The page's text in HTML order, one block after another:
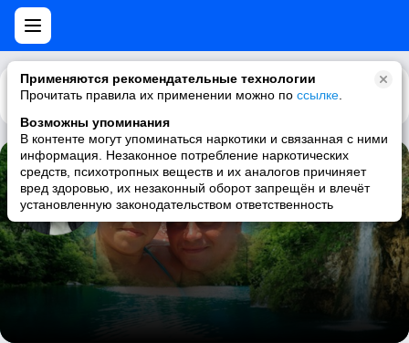
Применяются рекомендательные технологии
Прочитать правила их применении можно по ссылке
Возможны упоминания
В контенте могут упоминаться наркотики и связанная с ними
информация. Незаконное потребление наркотических
средств, психотропных веществ и их аналогов причиняет
вред здоровью, их незаконный оборот запрещён и влечёт
установленную законодательством ответственность
Каталог Рекомендации
Максим Долгов
0 треков